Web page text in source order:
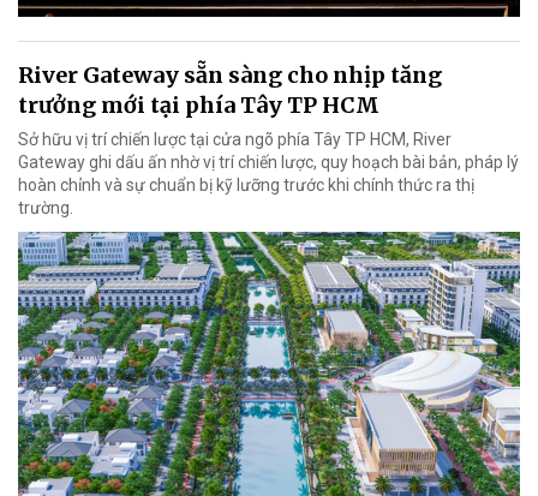
River Gateway sẵn sàng cho nhịp tăng
trưởng mới tại phía Tây TP HCM
Sở hữu vị trí chiến lược tại cửa ngõ phía Tây TP HCM, River
Gateway ghi dấu ấn nhờ vị trí chiến lược, quy hoạch bài bản, pháp lý
hoàn chỉnh và sự chuẩn bị kỹ lưỡng trước khi chính thức ra thị
trường.